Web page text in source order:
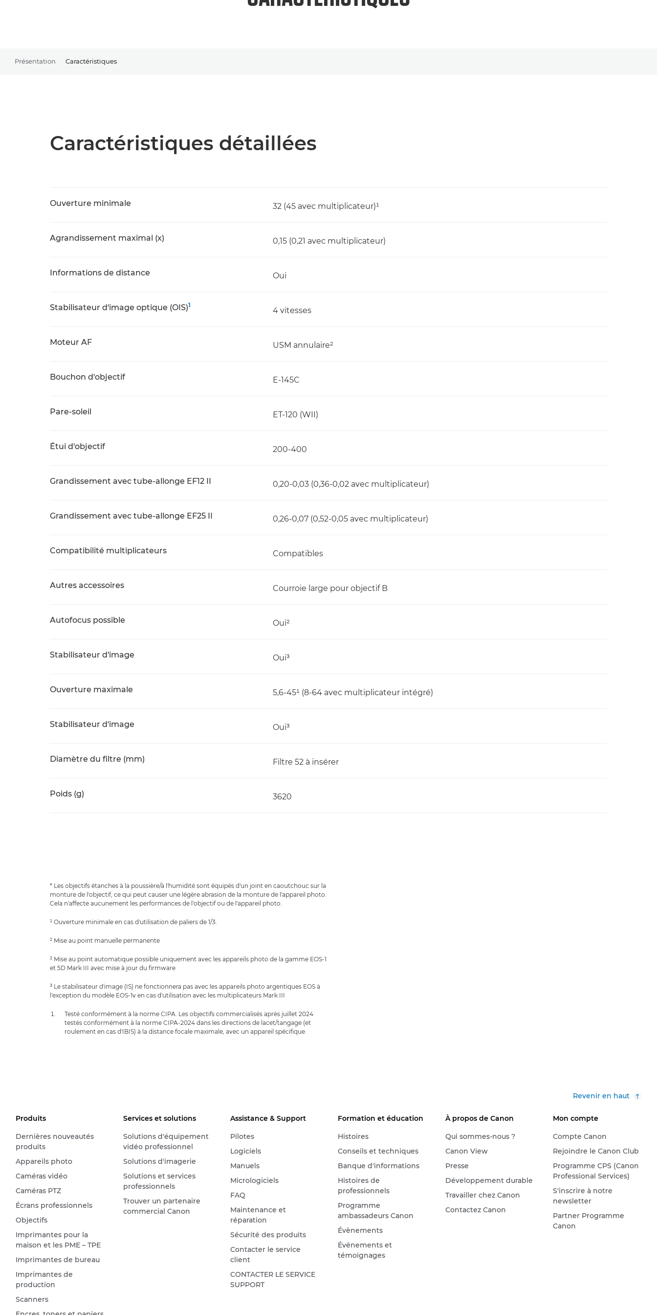
Présentation Caractéristiques
Caractéristiques détaillées
Ouverture minimale 32 (45 avec multiplicateur)¹
Agrandissement maximal (x) 0,15 (0,21 avec multiplicateur)
Informations de distance Oui
Stabilisateur d'image optique (OIS)1
4 vitesses
Moteur AF USM annulaire²
Bouchon d'objectif E-145C
Pare-soleil ET-120 (WII)
Étui d'objectif 200-400
Grandissement avec tube-allonge EF12 II 0,20-0,03 (0,36-0,02 avec multiplicateur)
Grandissement avec tube-allonge EF25 II 0,26-0,07 (0,52-0,05 avec multiplicateur)
Compatibilité multiplicateurs Compatibles
Autres accessoires Courroie large pour objectif B
Autofocus possible Oui²
Stabilisateur d'image Oui³
Ouverture maximale 5,6-45¹ (8-64 avec multiplicateur intégré)
Stabilisateur d'image Oui³
Diamètre du filtre (mm) Filtre 52 à insérer
Poids (g) 3620
* Les objectifs étanches à la poussière/à l'humidité sont équipés d'un joint en caoutchouc sur la
monture de l'objectif, ce qui peut causer une légère abrasion de la monture de l'appareil photo.
Cela n'affecte aucunement les performances de l'objectif ou de l'appareil photo.
¹ Ouverture minimale en cas d'utilisation de paliers de 1/3.
² Mise au point manuelle permanente
² Mise au point automatique possible uniquement avec les appareils photo de la gamme EOS-1
et 5D Mark III avec mise à jour du firmware
³ Le stabilisateur d'image (IS) ne fonctionnera pas avec les appareils photo argentiques EOS à
l'exception du modèle EOS-1v en cas d'utilisation avec les multiplicateurs Mark III
Testé conformément à la norme CIPA. Les objectifs commercialisés après juillet 2024
testés conformément à la norme CIPA-2024 dans les directions de lacet/tangage (et
roulement en cas d'IBIS) à la distance focale maximale, avec un appareil spécifique.
Revenir en haut
Produits
Dernières nouveautés
produits
Appareils photo
Caméras vidéo
Caméras PTZ
Écrans professionnels
Objectifs
Imprimantes pour la
maison et les PME – TPE
Imprimantes de bureau
Imprimantes de
production
Scanners
Services et solutions
Solutions d'équipement
vidéo professionnel
Solutions d'imagerie
Solutions et services
professionnels
Trouver un partenaire
commercial Canon
Assistance & Support
Pilotes
Logiciels
Manuels
Micrologiciels
FAQ
Maintenance et
réparation
Sécurité des produits
Contacter le service
client
CONTACTER LE SERVICE
SUPPORT
Formation et éducation
Histoires
Conseils et techniques
Banque d'informations
Histoires de
professionnels
Programme
ambassadeurs Canon
Évènements
Événements et
témoignages
À propos de Canon
Qui sommes-nous ?
Canon View
Presse
Développement durable
Travailler chez Canon
Contactez Canon
Mon compte
Compte Canon
Rejoindre le Canon Club
Programme CPS (Canon
Professional Services)
S'inscrire à notre
newsletter
Partner Programme
Canon